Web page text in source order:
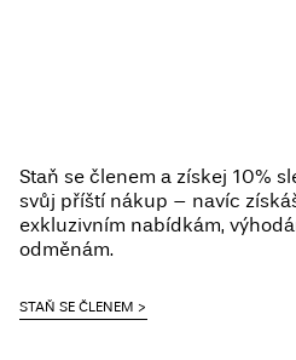
Staň se členem a získej 10%
svůj příští nákup – navíc
exkluzivním nabídkám,
odměnám.
STAŇ SE ČLENEM